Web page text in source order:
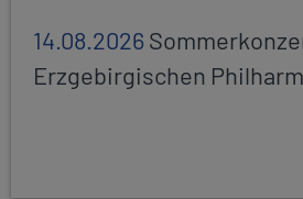
14.08.2026
Erzgebirgischen